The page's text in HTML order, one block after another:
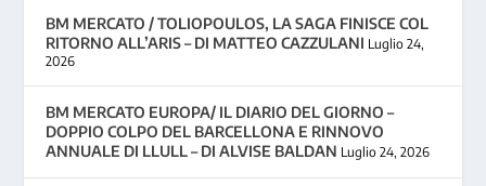
BM MERCATO / TOLIOPOULOS, LA SAGA FINISCE COL
RITORNO ALL’ARIS – DI MATTEO CAZZULANI Luglio 24,
2026
BM MERCATO EUROPA/ IL DIARIO DEL GIORNO –
DOPPIO COLPO DEL BARCELLONA E RINNOVO
ANNUALE DI LLULL – DI ALVISE BALDAN Luglio 24, 2026